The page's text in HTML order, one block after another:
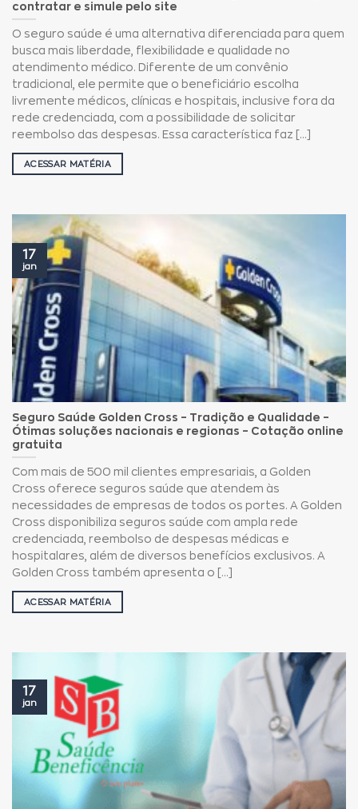
contratar e simule pelo site
O seguro saúde é uma alternativa diferenciada para quem
busca mais liberdade, flexibilidade e qualidade no
atendimento médico. Diferente de um convênio
tradicional, ele permite que o beneficiário escolha
livremente médicos, clínicas e hospitais, inclusive fora da
rede credenciada, com a possibilidade de solicitar
reembolso das despesas. Essa característica faz [...]
ACESSAR MATÉRIA
Seguro Saúde Golden Cross – Tradição e Qualidade –
Ótimas soluções nacionais e regionas – Cotação online
gratuita
Com mais de 500 mil clientes empresariais, a Golden
Cross oferece seguros saúde que atendem às
necessidades de empresas de todos os portes. A Golden
Cross disponibiliza seguros saúde com ampla rede
credenciada, reembolso de despesas médicas e
hospitalares, além de diversos benefícios exclusivos. A
Golden Cross também apresenta o [...]
ACESSAR MATÉRIA
17
jan
17
jan